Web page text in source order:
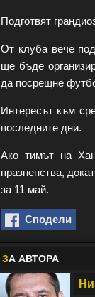
Подготвят
От клуба вече
ще бъде
да посрещне
Интересът към
последните дни.
Ако тимът на
празненства,
за 11 май.
Сподели
ЗА АВТОРА